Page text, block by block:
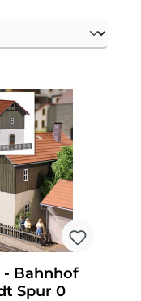
- Bahnhof
Spur 0